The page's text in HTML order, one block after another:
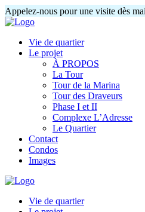
Appelez-nous pour une visite dès
Vie de quartier
Le projet
À PROPOS
La Tour
Tour de la Marina
Tour des Draveurs
Phase I et II
Complexe L’Adresse
Le Quartier
Contact
Condos
Images
Vie de quartier